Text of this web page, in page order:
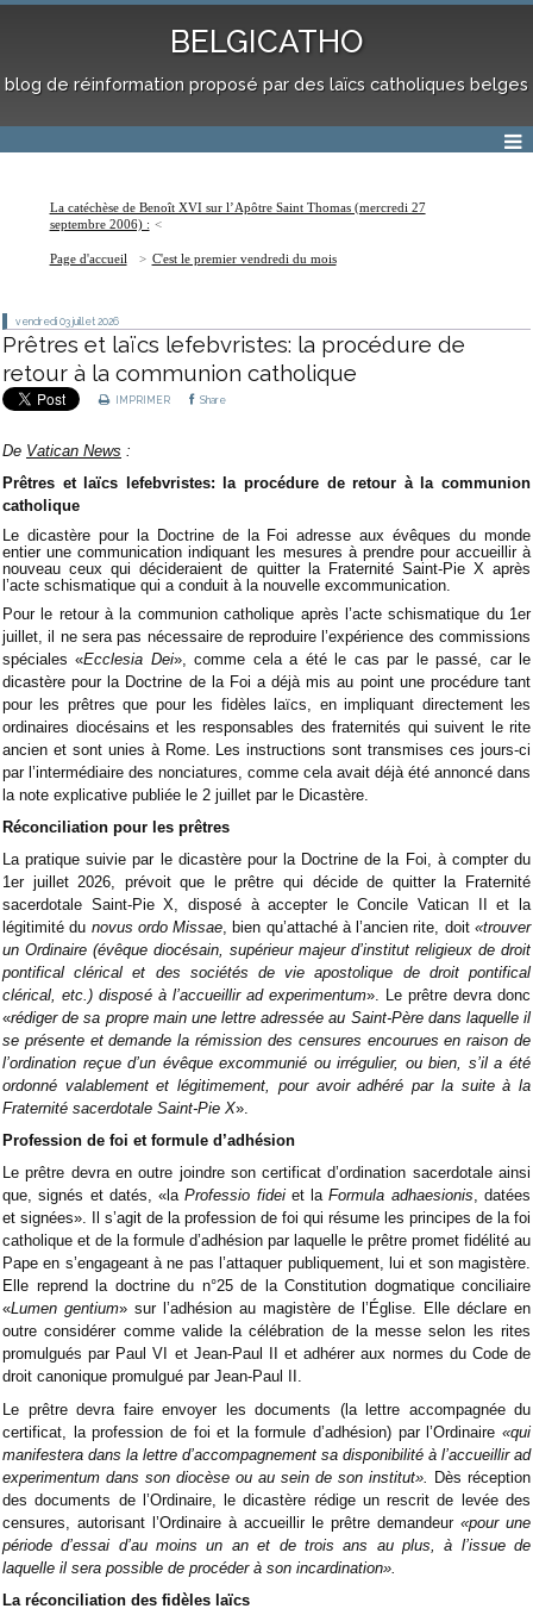
BELGICATHO
blog de réinformation proposé par des laïcs catholiques belges
La catéchèse de Benoît XVI sur l’Apôtre Saint Thomas (mercredi 27
septembre 2006) :
Page d'accueil C'est le premier vendredi du mois
vendredi 03 juillet 2026
Prêtres et laïcs lefebvristes: la procédure de
retour à la communion catholique
IMPRIMER Share
De Vatican News :
Prêtres et laïcs lefebvristes: la procédure de retour à la communion
catholique
Le dicastère pour la Doctrine de la Foi adresse aux évêques du monde
entier une communication indiquant les mesures à prendre pour accueillir à
nouveau ceux qui décideraient de quitter la Fraternité Saint-Pie X après
l’acte schismatique qui a conduit à la nouvelle excommunication.
Pour le retour à la communion catholique après l’acte schismatique du 1er
juillet, il ne sera pas nécessaire de reproduire l’expérience des commissions
spéciales «Ecclesia Dei», comme cela a été le cas par le passé, car le
dicastère pour la Doctrine de la Foi a déjà mis au point une procédure tant
pour les prêtres que pour les fidèles laïcs, en impliquant directement les
ordinaires diocésains et les responsables des fraternités qui suivent le rite
ancien et sont unies à Rome. Les instructions sont transmises ces jours-ci
par l’intermédiaire des nonciatures, comme cela avait déjà été annoncé dans
la note explicative publiée le 2 juillet par le Dicastère.
Réconciliation pour les prêtres
La pratique suivie par le dicastère pour la Doctrine de la Foi, à compter du
1er juillet 2026, prévoit que le prêtre qui décide de quitter la Fraternité
sacerdotale Saint-Pie X, disposé à accepter le Concile Vatican II et la
légitimité du novus ordo Missae, bien qu’attaché à l’ancien rite, doit«trouver
un Ordinaire (évêque diocésain, supérieur majeur d’institut religieux de droit
pontifical clérical et des sociétés de vie apostolique de droit pontifical
clérical, etc.) disposé à l’accueillir ad experimentum». Le prêtre devra donc
«rédiger de sa propre main une lettre adressée au Saint-Père dans laquelle il
se présente et demande la rémission des censures encourues en raison de
l’ordination reçue d’un évêque excommunié ou irrégulier, ou bien, s’il a été
ordonné valablement et légitimement, pour avoir adhéré par la suite à la
Fraternité sacerdotale Saint-Pie X».
Profession de foi et formule d’adhésion
Le prêtre devra en outre joindre son certificat d’ordination sacerdotale ainsi
que, signés et datés, «laProfessio fideiet laFormula adhaesionis, datées
et signées». Il s’agit de la profession de foi qui résume les principes de la foi
catholique et de la formule d’adhésion par laquelle le prêtre promet fidélité au
Pape en s’engageant à ne pas l’attaquer publiquement, lui et son magistère.
Elle reprend la doctrine du n°25 de la Constitution dogmatique conciliaire
«Lumen gentium» sur l’adhésion au magistère de l’Église. Elle déclare en
outre considérer comme valide la célébration de la messe selon les rites
promulgués par Paul VI et Jean-Paul II et adhérer aux normes du Code de
droit canonique promulgué par Jean-Paul II.
Le prêtre devra faire envoyer les documents (la lettre accompagnée du
certificat, la profession de foi et la formule d’adhésion) par l’Ordinaire «qui
manifestera dans la lettre d’accompagnement sa disponibilité à l’accueillir ad
experimentum dans son diocèse ou au sein de son institut». Dès réception
des documents de l’Ordinaire, le dicastère rédige un rescrit de levée des
censures, autorisant l’Ordinaire à accueillir le prêtre demandeur«pour une
période d’essai d’au moins un an et de trois ans au plus, à l’issue de
laquelle il sera possible de procéder à son incardination».
La réconciliation des fidèles laïcs